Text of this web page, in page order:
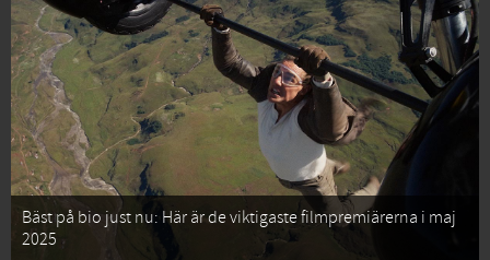
Bäst på bio just nu: Här är de viktigaste filmpremiärerna i maj
2025